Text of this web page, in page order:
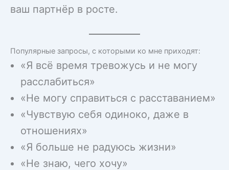
ваш партнёр в росте.
Популярные запросы, с которыми ко мне приходят:
«Я всё время тревожусь и не могу
расслабиться»
«Не могу справиться с расставанием»
«Чувствую себя одиноко, даже в
отношениях»
«Я больше не радуюсь жизни»
«Не знаю, чего хочу»